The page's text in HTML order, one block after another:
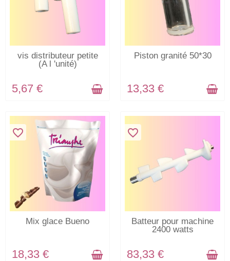
EN STOCK
vis distributeur petite
(A l 'unité)
5,67 €
EN STOCK
Piston granité 50*30
13,33 €
EN STOCK
favorite_border
Mix glace Bueno
18,33 €
EN STOCK
favorite_border
Batteur pour machine
2400 watts
83,33 €